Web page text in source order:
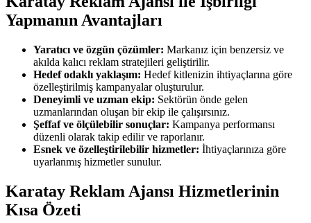
Yapmanın Avantajları
Yaratıcı ve özgün çözümler: Markanız için benzersiz ve
akılda kalıcı reklam stratejileri geliştirilir.
Hedef odaklı yaklaşım: Hedef kitlenizin ihtiyaçlarına göre
özelleştirilmiş kampanyalar oluşturulur.
Deneyimli ve uzman ekip: Sektörün önde gelen
uzmanlarından oluşan bir ekip ile çalışırsınız.
Şeffaf ve ölçülebilir sonuçlar: Kampanya performansı
düzenli olarak takip edilir ve raporlanır.
Esnek ve özelleştirilebilir hizmetler: İhtiyaçlarınıza göre
uyarlanmış hizmetler sunulur.
Karatay Reklam Ajansı Hizmetlerinin
Kısa Özeti